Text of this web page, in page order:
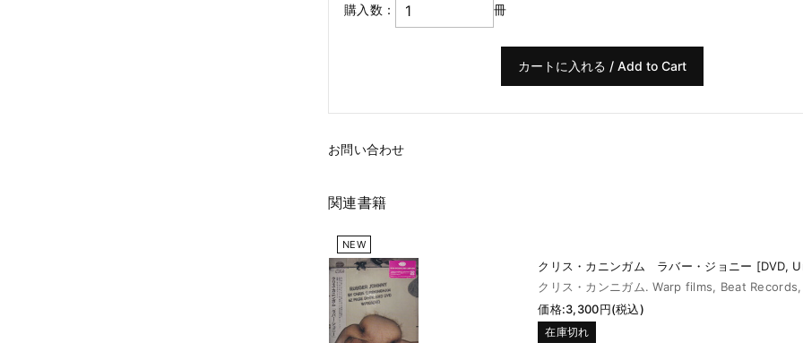
購入数： 冊
お問い合わせ
関連書籍
NEW
クリス・カニンガム ラバー・ジョニー [DVD,
クリス・カンニガム. Warp films, Beat
価格:3,300円(税込)
在庫切れ